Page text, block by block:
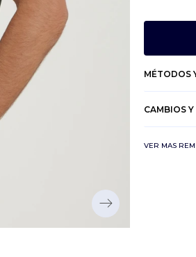
MÉTODOS
CAMBIOS
VER MAS